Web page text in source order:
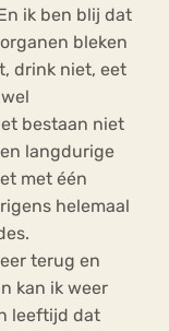
ik ben blij dat
bleken
drink niet, eet
bestaan niet
langdurige
met één
helemaal
terug en
kan ik weer
leeftijd dat